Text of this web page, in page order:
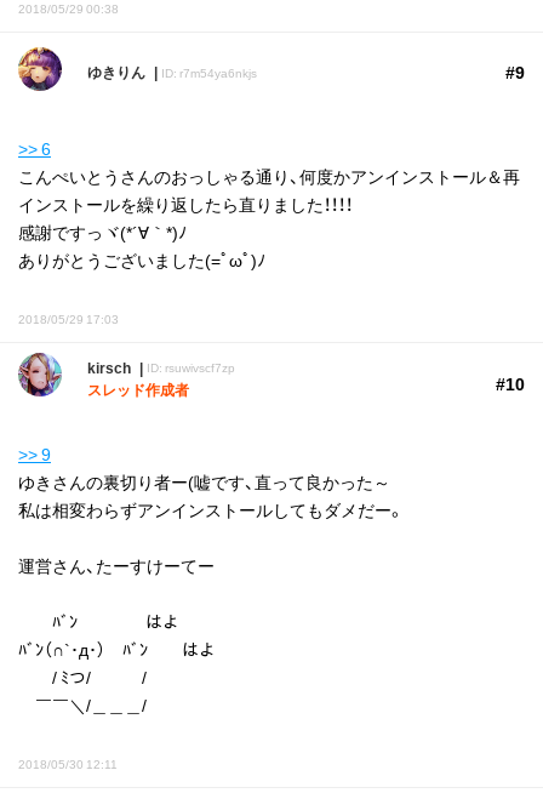
2018/05/29 00:38
ゆきりん ID: r7m54ya6nkjs #9
>> 6
こんぺいとうさんのおっしゃる通り、何度かアンインストール＆再
インストールを繰り返したら直りました！！！！
感謝ですっヾ(*´∀｀*)ﾉ
ありがとうございました(=ﾟωﾟ)ﾉ
2018/05/29 17:03
kirsch ID: rsuwivscf7zp
スレッド作成者 #10
>> 9
ゆきさんの裏切り者ー(嘘です、直って良かった～
私は相変わらずアンインストールしてもダメだー。
運営さん、たーすけーてー
ﾊﾞﾝ はよ
ﾊﾞﾝ（∩`･д･） ﾊﾞﾝ はよ
/ ﾐつ/￣￣￣/
￣￣＼/＿＿＿/
2018/05/30 12:11